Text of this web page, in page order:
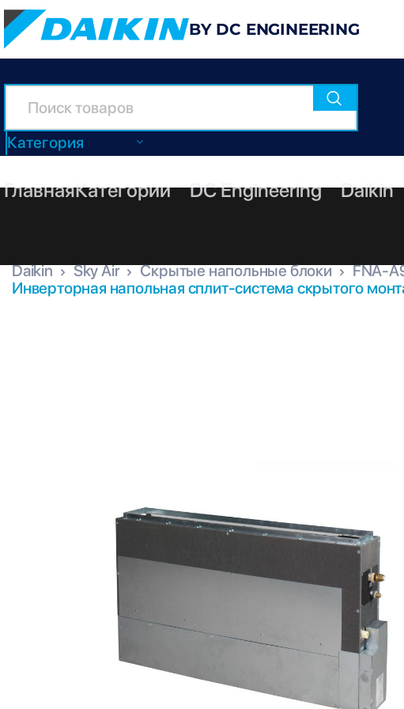
BY DC ENGINEERING
Категория
ГлавнаяКатегории DC Engineering Daikin
Daikin Sky Air Скрытые напольные блоки
FNA-
Инверторная напольная сплит-система скрытого